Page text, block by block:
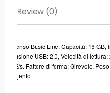
Review (0)
Intenso Basic Line. Capacità: 16
Versione USB: 2.0, Velocità di
MB/s. Fattore di forma: Girevole.
Argento